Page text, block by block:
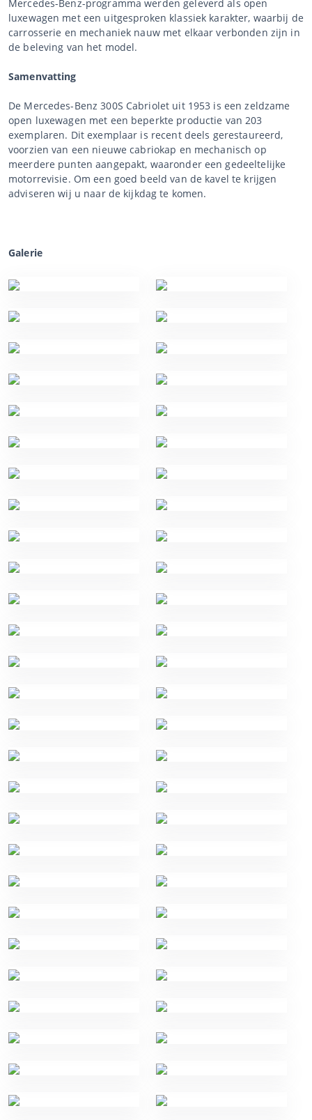
Mercedes-Benz-programma werden geleverd als open
luxewagen met een uitgesproken klassiek karakter, waarbij de
carrosserie en mechaniek nauw met elkaar verbonden zijn in
de beleving van het model.
Samenvatting
De Mercedes-Benz 300S Cabriolet uit 1953 is een zeldzame
open luxewagen met een beperkte productie van 203
exemplaren. Dit exemplaar is recent deels gerestaureerd,
voorzien van een nieuwe cabriokap en mechanisch op
meerdere punten aangepakt, waaronder een gedeeltelijke
motorrevisie. Om een goed beeld van de kavel te krijgen
adviseren wij u naar de kijkdag te komen.
Galerie